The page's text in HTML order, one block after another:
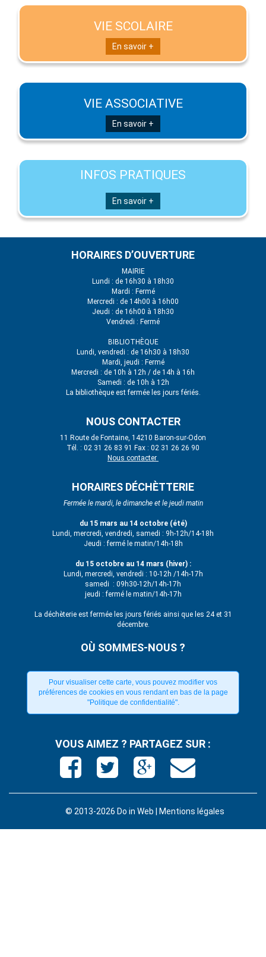
VIE SCOLAIRE
En savoir +
VIE ASSOCIATIVE
En savoir +
INFOS PRATIQUES
En savoir +
HORAIRES D’OUVERTURE
MAIRIE
Lundi : de 16h30 à 18h30
Mardi : Fermé
Mercredi : de 14h00 à 16h00
Jeudi : de 16h00 à 18h30
Vendredi : Fermé
BIBLIOTHÈQUE
Lundi, vendredi : de 16h30 à 18h30
Mardi, jeudi : Fermé
Mercredi : de 10h à 12h / de 14h à 16h
Samedi : de 10h à 12h
La bibliothèque est fermée les jours fériés.
NOUS CONTACTER
11 Route de Fontaine, 14210 Baron-sur-Odon
Tél. : 02 31 26 83 91 Fax : 02 31 26 26 90
Nous contacter
HORAIRES DÉCHÈTTERIE
Fermée le mardi, le dimanche et le jeudi matin
du 15 mars au 14 octobre (été)
Lundi, mercredi, vendredi, samedi : 9h-12h/14-18h
Jeudi : fermé le matin/14h-18h
du 15 octobre au 14 mars (hiver) :
Lundi, mercredi, vendredi : 10-12h /14h-17h
samedi : 09h30-12h/14h-17h
jeudi : fermé le matin/14h-17h
La déchèterie est fermée les jours fériés ainsi que les 24 et 31
décembre.
OÙ SOMMES-NOUS ?
Pour visualiser cette carte, vous pouvez modifier vos
préférences de cookies en vous rendant en bas de la page
"Politique de confidentialité".
VOUS AIMEZ ? PARTAGEZ SUR :
© 2013-2026 Do in Web Mentions légales